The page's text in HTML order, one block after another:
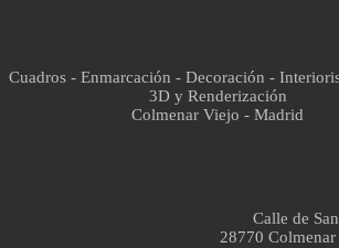
Cuadros - Enmarcación - Decoración -
3D y Renderización
Colmenar Viejo - Madrid
Calle de
28770